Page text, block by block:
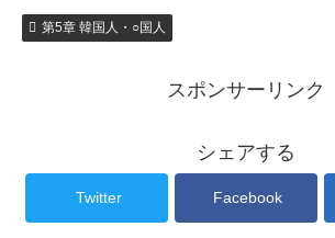
第5章 韓国人・○国人
スポンサーリンク
シェアする
Twitter Facebook